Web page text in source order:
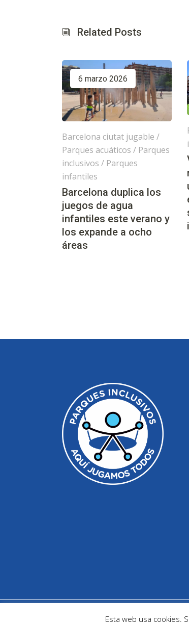
Related Posts
6 marzo 2026
Barcelona ciutat jugable /
Parques acuáticos / Parques
inclusivos / Parques
infantiles
Barcelona duplica los
juegos de agua
infantiles este verano y
los expande a ocho
áreas
@ Parques Infantiles Inclusivos
Esta web usa cookies.